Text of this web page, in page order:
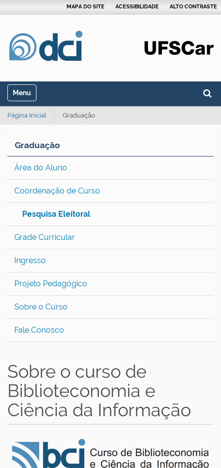
Busca
MAPA DO SITE ACESSIBILIDADE ALTO CONTRASTE
Toggle navigation
Página Inicial Graduação
Graduação
Área do Aluno
Coordenação de Curso
Pesquisa Eleitoral
Grade Curricular
Ingresso
Projeto Pedagógico
Sobre o Curso
Fale Conosco
Sobre o curso de
Biblioteconomia e
Ciência da Informação